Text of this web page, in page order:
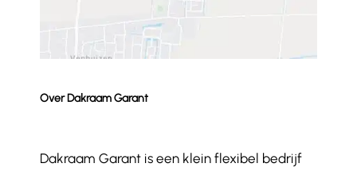
Over Dakraam Garant
Dakraam Garant is een klein flexibel bedrijf